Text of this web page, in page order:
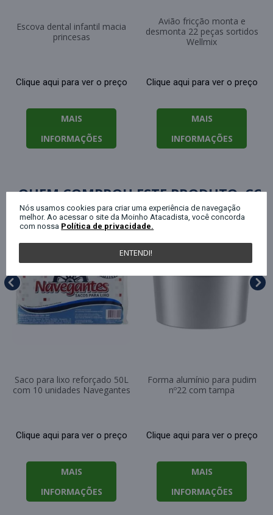
Escova dental infantil macia
princesas
Clique aqui para ver o preço
MAIS
INFORMAÇÕES
Avião fricção monta e
desmonta 22 peças sortidos
Wellmix
Clique aqui para ver o preço
MAIS
INFORMAÇÕES
QUEM COMPROU ESTE PRODUTO,
Saco para lixo reforçado 50L
com 10 unidades Navegantes
Clique aqui para ver o preço
MAIS
INFORMAÇÕES
Forma alumínio para pudim
nº22 com tampa
Clique aqui para ver o preço
MAIS
INFORMAÇÕES
Nós usamos cookies para criar uma experiência de navegação
melhor. Ao acessar o site da Moinho Atacadista, você concorda
com nossa Política de privacidade.
ENTENDI!